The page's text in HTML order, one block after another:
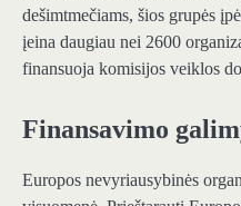
dešimtmečiams, šios grupės
įeina daugiau nei 2600
finansuoja komisijos veiklos
Finansavimo
Europos nevyriausybinės